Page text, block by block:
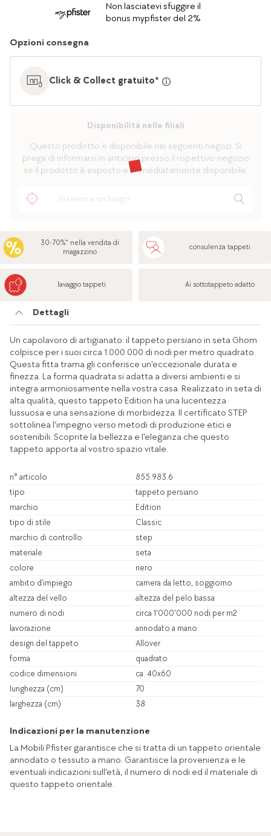
Non lasciatevi sfuggire il
bonus mypfister del 2%
Opzioni consegna
Click & Collect gratuito*
Disponibilità nelle filiali
Questo prodotto è disponibile nei seguenti negozi. Si
prega di informarsi in anticipo presso il rispettivo negozio
se il prodotto è esposto e immediatamente disponibile.
30-70%* nella vendita di
magazzino
consulenza tappeti
lavaggio tappeti Ai sottotappeto adatto
Dettagli
Un capolavoro di artigianato: il tappeto persiano in seta Ghom
colpisce per i suoi circa 1.000.000 di nodi per metro quadrato.
Questa fitta trama gli conferisce un'eccezionale durata e
finezza. La forma quadrata si adatta a diversi ambienti e si
integra armoniosamente nella vostra casa. Realizzato in seta di
alta qualità, questo tappeto Edition ha una lucentezza
lussuosa e una sensazione di morbidezza. Il certificato STEP
sottolinea l'impegno verso metodi di produzione etici e
sostenibili. Scoprite la bellezza e l'eleganza che questo
tappeto apporta al vostro spazio vitale.
n° articolo
855.983.6
tipo
tappeto persiano
marchio
Edition
tipo di stile
Classic
marchio di controllo
step
materiale
seta
colore
nero
ambito d’impiego
camera da letto, soggiorno
altezza del vello
altezza del pelo bassa
numero di nodi
circa 1'000'000 nodi per m2
lavorazione
annodato a mano
design del tappeto
Allover
forma
quadrato
codice dimensioni
ca. 40x60
lunghezza (cm)
70
larghezza (cm)
38
Indicazioni per la manutenzione
La Mobili Pfister garantisce che si tratta di un tappeto orientale
annodato o tessuto a mano. Garantisce la provenienza e le
eventuali indicazioni sull'età, il numero di nodi ed il materiale di
questo tappeto orientale.